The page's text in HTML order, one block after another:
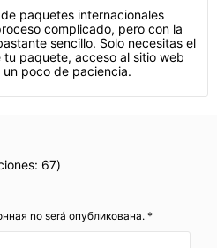
paquetes internacionales
complicado, pero con la
sencillo. Solo necesitas el
paquete, acceso al sitio web
poco de paciencia.
67)
no será опубликована. *